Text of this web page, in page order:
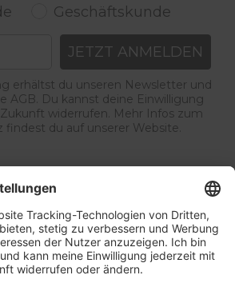
Geschäftskunde
JETZT ANMELDEN
erhältst du unseren Newsletter und
AGB. Du kannst deine Einwilligung
widerrufen. Mehr Infos zum
findest du auf unserer Website.